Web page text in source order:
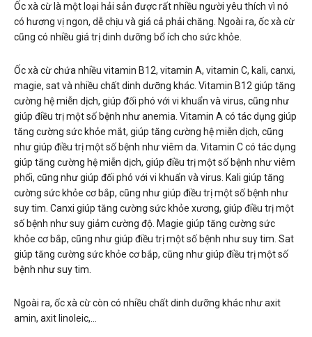
Ốc xà cừ là một loại hải sản được rất nhiều người yêu thích vì nó
có hương vị ngon, dễ chịu và giá cả phải chăng. Ngoài ra, ốc xà cừ
cũng có nhiều giá trị dinh dưỡng bổ ích cho sức khỏe.
Ốc xà cừ chứa nhiều vitamin B12, vitamin A, vitamin C, kali, canxi,
magie, sat và nhiều chất dinh dưỡng khác. Vitamin B12 giúp tăng
cường hệ miễn dịch, giúp đối phó với vi khuẩn và virus, cũng như
giúp điều trị một số bệnh như anemia. Vitamin A có tác dụng giúp
tăng cường sức khỏe mắt, giúp tăng cường hệ miễn dịch, cũng
như giúp điều trị một số bệnh như viêm da. Vitamin C có tác dụng
giúp tăng cường hệ miễn dịch, giúp điều trị một số bệnh như viêm
phổi, cũng như giúp đối phó với vi khuẩn và virus. Kali giúp tăng
cường sức khỏe cơ bắp, cũng như giúp điều trị một số bệnh như
suy tim. Canxi giúp tăng cường sức khỏe xương, giúp điều trị một
số bệnh như suy giảm cường độ. Magie giúp tăng cường sức
khỏe cơ bắp, cũng như giúp điều trị một số bệnh như suy tim. Sat
giúp tăng cường sức khỏe cơ bắp, cũng như giúp điều trị một số
bệnh như suy tim.
Ngoài ra, ốc xà cừ còn có nhiều chất dinh dưỡng khác như axit
amin, axit linoleic,…